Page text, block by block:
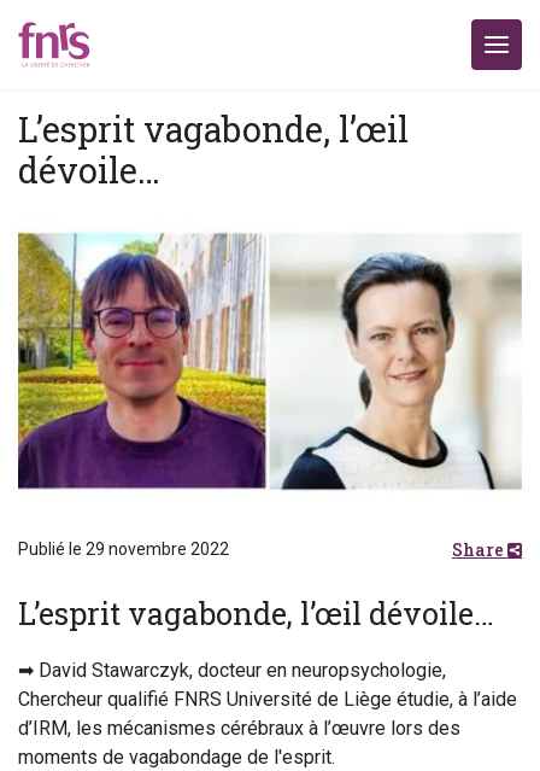
L’esprit vagabonde, l’œil
dévoile…
Publié le 29 novembre 2022 Share
L’esprit vagabonde, l’œil dévoile…
➡ David Stawarczyk, docteur en neuropsychologie,
Chercheur qualifié FNRS Université de Liège étudie, à l’aide
d’IRM, les mécanismes cérébraux à l’œuvre lors des
moments de vagabondage de l'esprit.